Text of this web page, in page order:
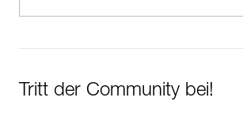
Tritt der Community bei!